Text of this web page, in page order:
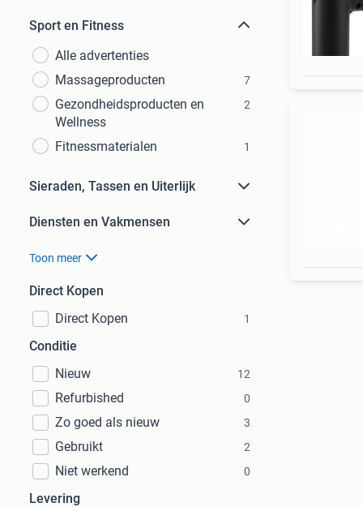
Sport en Fitness
Alle advertenties
Massageproducten
7
Gezondheidsproducten en
Wellness
2
Fitnessmaterialen 1
Sieraden, Tassen en Uiterlijk
Diensten en Vakmensen
Toon meer
Direct Kopen
Direct Kopen
1
Conditie
Nieuw
12
Refurbished 0
Zo goed als nieuw 3
Gebruikt 2
Niet werkend 0
Levering